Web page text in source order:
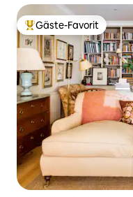
Beliebter Gäste-Favorit.
Gäste-Favorit